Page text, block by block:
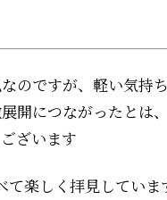
のですが、軽い気持
開につながったとは
ざいます
楽しく拝見していま